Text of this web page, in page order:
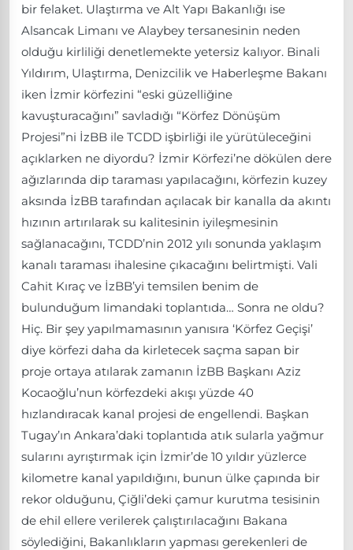
bir felaket. Ulaştırma ve Alt Yapı Bakanlığı ise
Alsancak Limanı ve Alaybey tersanesinin neden
olduğu kirliliği denetlemekte yetersiz kalıyor. Binali
Yıldırım, Ulaştırma, Denizcilik ve Haberleşme Bakanı
iken İzmir körfezini “eski güzelliğine
kavuşturacağını” savladığı “Körfez Dönüşüm
Projesi”ni İzBB ile TCDD işbirliği ile yürütüleceğini
açıklarken ne diyordu? İzmir Körfezi’ne dökülen dere
ağızlarında dip taraması yapılacağını, körfezin kuzey
aksında İzBB tarafından açılacak bir kanalla da akıntı
hızının artırılarak su kalitesinin iyileşmesinin
sağlanacağını, TCDD’nin 2012 yılı sonunda yaklaşım
kanalı taraması ihalesine çıkacağını belirtmişti. Vali
Cahit Kıraç ve İzBB’yi temsilen benim de
bulunduğum limandaki toplantıda… Sonra ne oldu?
Hiç. Bir şey yapılmamasının yanısıra ‘Körfez Geçişi’
diye körfezi daha da kirletecek saçma sapan bir
proje ortaya atılarak zamanın İzBB Başkanı Aziz
Kocaoğlu’nun körfezdeki akışı yüzde 40
hızlandıracak kanal projesi de engellendi. Başkan
Tugay’ın Ankara’daki toplantıda atık sularla yağmur
sularını ayrıştırmak için İzmir’de 10 yıldır yüzlerce
kilometre kanal yapıldığını, bunun ülke çapında bir
rekor olduğunu, Çiğli’deki çamur kurutma tesisinin
de ehil ellere verilerek çalıştırılacağını Bakana
söylediğini, Bakanlıkların yapması gerekenleri de